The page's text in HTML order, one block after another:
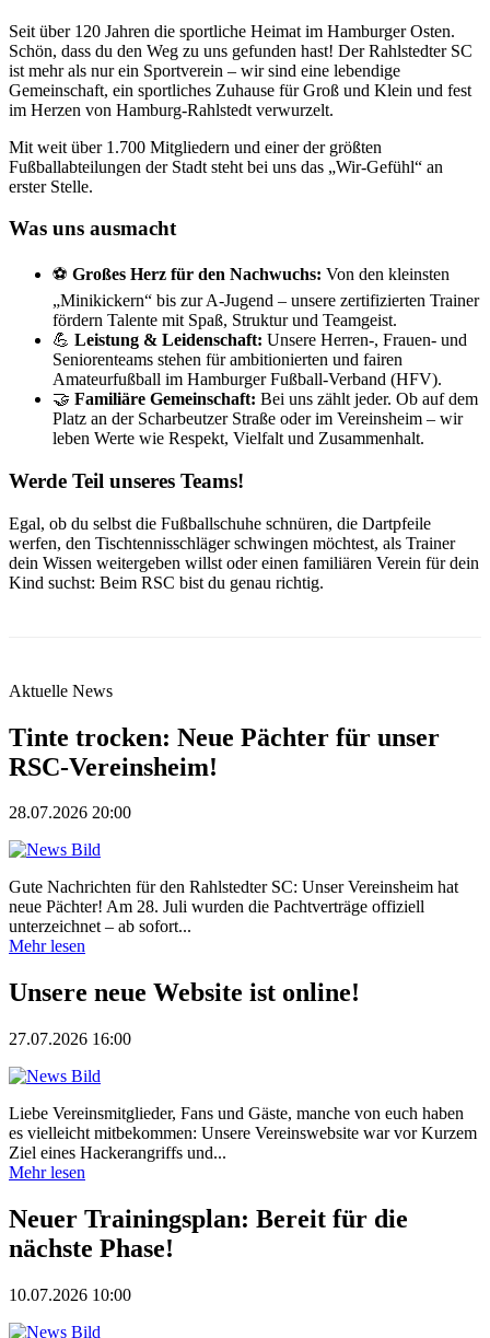
Seit über 120 Jahren die sportliche Heimat im Hamburger Osten.
Schön, dass du den Weg zu uns gefunden hast! Der Rahlstedter SC
ist mehr als nur ein Sportverein – wir sind eine lebendige
Gemeinschaft, ein sportliches Zuhause für Groß und Klein und fest
im Herzen von Hamburg-Rahlstedt verwurzelt.
Mit weit über 1.700 Mitgliedern und einer der größten
Fußballabteilungen der Stadt steht bei uns das „Wir-Gefühl“ an
erster Stelle.
Was uns ausmacht
⚽ Großes Herz für den Nachwuchs: Von den kleinsten
„Minikickern“ bis zur A-Jugend – unsere zertifizierten Trainer
fördern Talente mit Spaß, Struktur und Teamgeist.
💪 Leistung & Leidenschaft: Unsere Herren-, Frauen- und
Seniorenteams stehen für ambitionierten und fairen
Amateurfußball im Hamburger Fußball-Verband (HFV).
🤝 Familiäre Gemeinschaft: Bei uns zählt jeder. Ob auf dem
Platz an der Scharbeutzer Straße oder im Vereinsheim – wir
leben Werte wie Respekt, Vielfalt und Zusammenhalt.
Werde Teil unseres Teams!
Egal, ob du selbst die Fußballschuhe schnüren, die Dartpfeile
werfen, den Tischtennisschläger schwingen möchtest, als Trainer
dein Wissen weitergeben willst oder einen familiären Verein für dein
Kind suchst: Beim RSC bist du genau richtig.
Aktuelle News
Tinte trocken: Neue Pächter für unser
RSC-Vereinsheim!
28.07.2026 20:00
Gute Nachrichten für den Rahlstedter SC: Unser Vereinsheim hat
neue Pächter! Am 28. Juli wurden die Pachtverträge offiziell
unterzeichnet – ab sofort...
Mehr lesen
Unsere neue Website ist online!
27.07.2026 16:00
Liebe Vereinsmitglieder, Fans und Gäste, manche von euch haben
es vielleicht mitbekommen: Unsere Vereinswebsite war vor Kurzem
Ziel eines Hackerangriffs und...
Mehr lesen
Neuer Trainingsplan: Bereit für die
nächste Phase!
10.07.2026 10:00